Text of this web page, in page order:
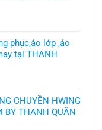
phục,áo lớp ,áo
tại THANH
CHUYỀN HWING
BY THANH QUÂN